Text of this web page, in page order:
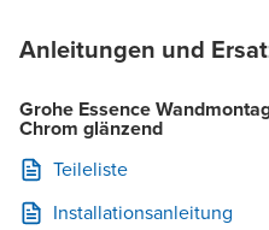
Anleitungen und
Grohe Essence
Chrom glänzend
Teileliste
Installationsanleitung